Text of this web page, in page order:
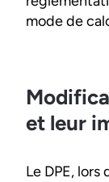
mode de
et leur
Le DPE,